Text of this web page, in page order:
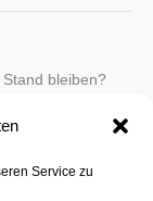
Service zu
bleiben?
auf.